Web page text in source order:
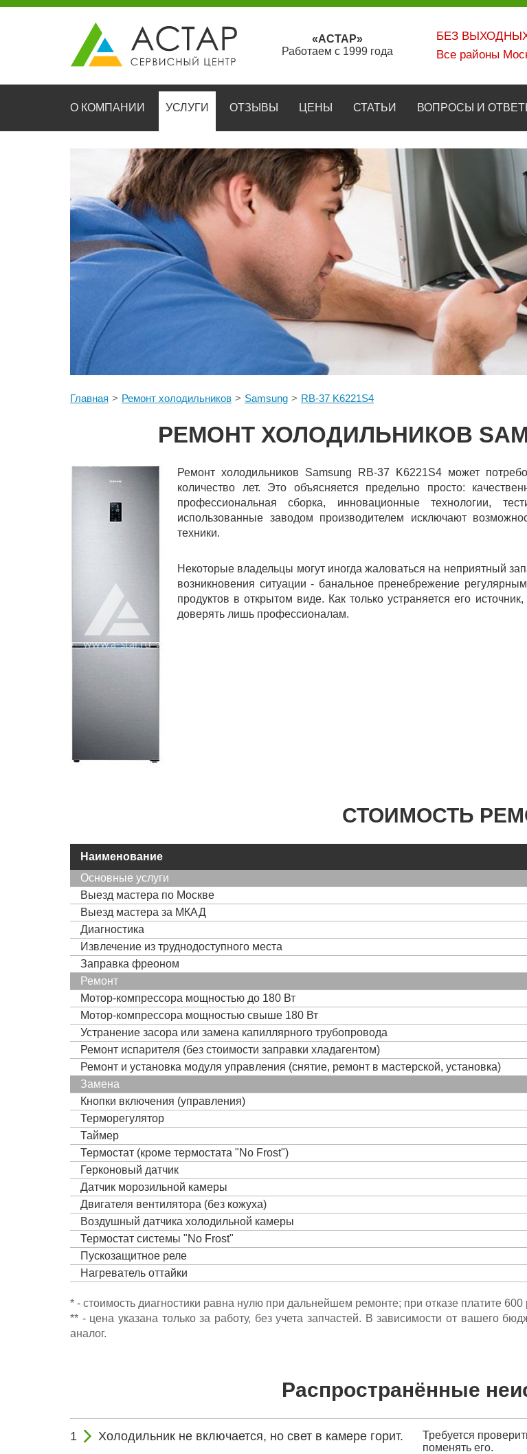
«АСТАР»
Работаем с 1999 года
БЕЗ
Все районы
О КОМПАНИИ УСЛУГИ ОТЗЫВЫ ЦЕНЫ СТАТЬИ ВОПРОСЫ И
Главная Ремонт холодильников Samsung RB-37 K6221S4
РЕМОНТ ХОЛОДИЛЬНИКОВ
Ремонт холодильников Samsung RB-37 K6221S4 может
количество лет. Это объясняется предельно просто:
профессиональная сборка, инновационные технологии,
использованные заводом производителем исключают
техники.
Некоторые владельцы могут иногда жаловаться на неприятный
возникновения ситуации - банальное пренебрежение
продуктов в открытом виде. Как только устраняется его
доверять лишь профессионалам.
СТОИМОСТЬ
Наименование
Основные услуги
Выезд мастера по Москве
Выезд мастера за МКАД
Диагностика
Извлечение из труднодоступного места
Заправка фреоном
Ремонт
Мотор-компрессора мощностью до 180 Вт
Мотор-компрессора мощностью свыше 180 Вт
Устранение засора или замена капиллярного трубопровода
Ремонт испарителя (без стоимости заправки хладагентом)
Ремонт и установка модуля управления (снятие, ремонт в мастерской, установка)
Замена
Кнопки включения (управления)
Терморегулятор
Таймер
Термостат (кроме термостата "No Frost")
Герконовый датчик
Датчик морозильной камеры
Двигателя вентилятора (без кожуха)
Воздушный датчика холодильной камеры
Термостат системы "No Frost"
Пускозащитное реле
Нагреватель оттайки
* - стоимость диагностики равна нулю при дальнейшем ремонте; при отказе платите 600
** - цена указана только за работу, без учета запчастей. В зависимости от вашего
аналог.
Распространённые
Холодильник не включается, но свет в камере горит.
Требуется
поменять его.